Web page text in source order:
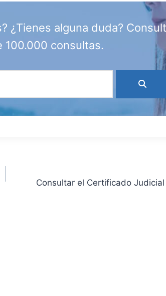
¿Tienes alguna duda?
100.000 consultas.
Consultar el Certificado